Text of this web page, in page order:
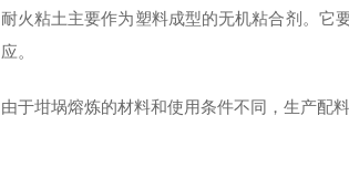
耐火粘土主要作为塑料成型的无机粘合剂。它
应。
由于坩埚熔炼的材料和使用条件不同，生产配